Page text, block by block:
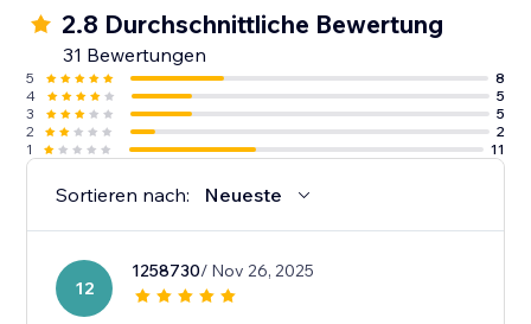
2.8 Durchschnittliche Bewertung
31 Bewertungen
5
8
4
5
3
5
2
2
1
11
Sortieren nach: Neueste
12
1258730/ Nov 26, 2025